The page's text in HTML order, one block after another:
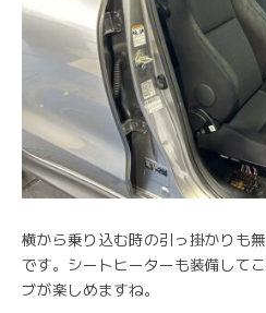
横から乗り込む時の引っ掛かりも
です。シートヒーターも装備して
ブが楽しめますね。